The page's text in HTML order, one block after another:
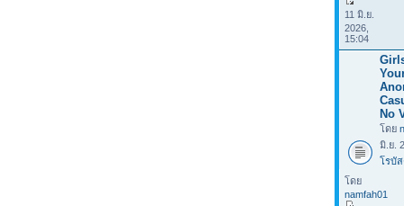
11 มิ.ย.
2026,
15:04
No
โดย
มิ.ย.
โรบั
โดย
namfah01